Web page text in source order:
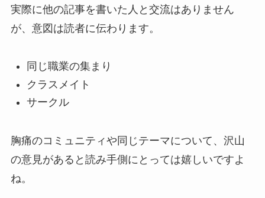
実際に他の記事を書いた人と交流はありません
が、意図は読者に伝わります。
同じ職業の集まり
クラスメイト
サークル
胸痛のコミュニティや同じテーマについて、沢山
の意見があると読み手側にとっては嬉しいですよ
ね。